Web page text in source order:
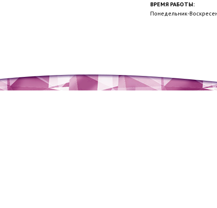
ВРЕМЯ РАБОТЫ:
Понедельник-